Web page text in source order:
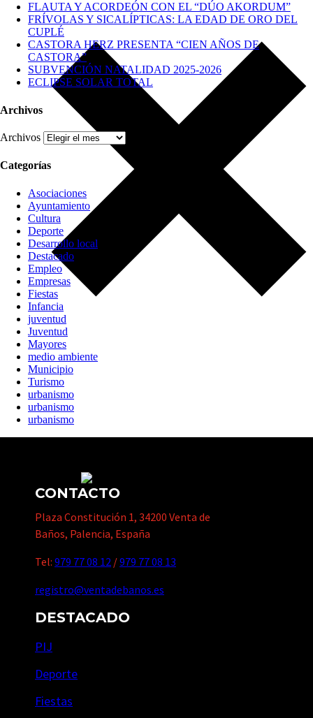
FLAUTA Y ACORDEÓN CON EL “DÚO AKORDUM”
FRÍVOLAS Y SICALÍPTICAS: LA EDAD DE ORO DEL
CUPLÉ
CASTORA HERZ PRESENTA “CIEN AÑOS DE
CASTORA”
SUBVENCIÓN NATALIDAD 2025-2026
ECLIPSE SOLAR TOTAL
Archivos
Archivos
Categorías
Asociaciones
Ayuntamiento
Cultura
Deporte
Desarrollo local
Destacado
Empleo
Empresas
Fiestas
Infancia
juventud
Juventud
Mayores
medio ambiente
Municipio
Turismo
urbanismo
urbanismo
urbanismo
CONTACTO
Plaza Constitución 1, 34200 Venta de
Baños, Palencia, España
Tel: 979 77 08 12 /979 77 08 13
registro@ventadebanos.es
DESTACADO
PIJ
Deporte
Fiestas